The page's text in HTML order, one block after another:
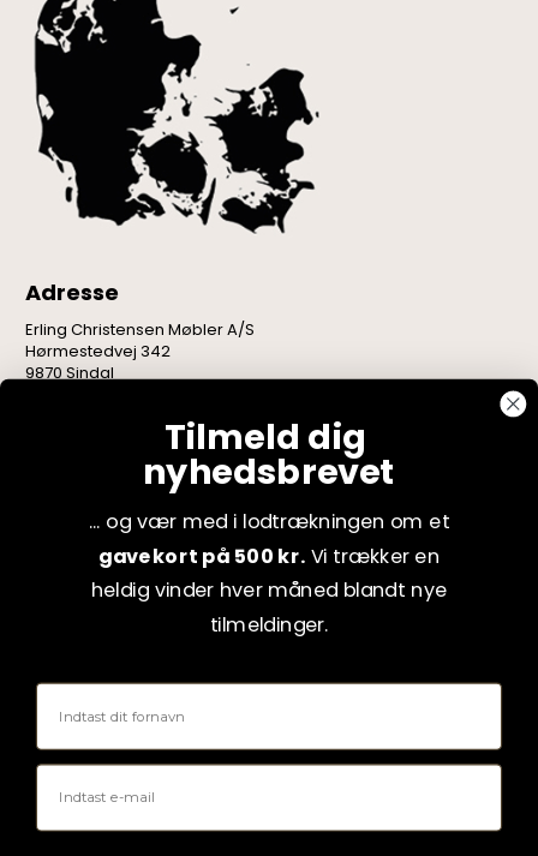
Adresse
Erling Christensen Møbler A/S
Hørmestedvej 342
9870 Sindal
Tilmeld dig
nyhedsbrevet
... og vær med i lodtrækningen om et
gavekort på 500 kr. Vi trækker en
heldig vinder hver måned blandt nye
tilmeldinger.
Fornavn
Email